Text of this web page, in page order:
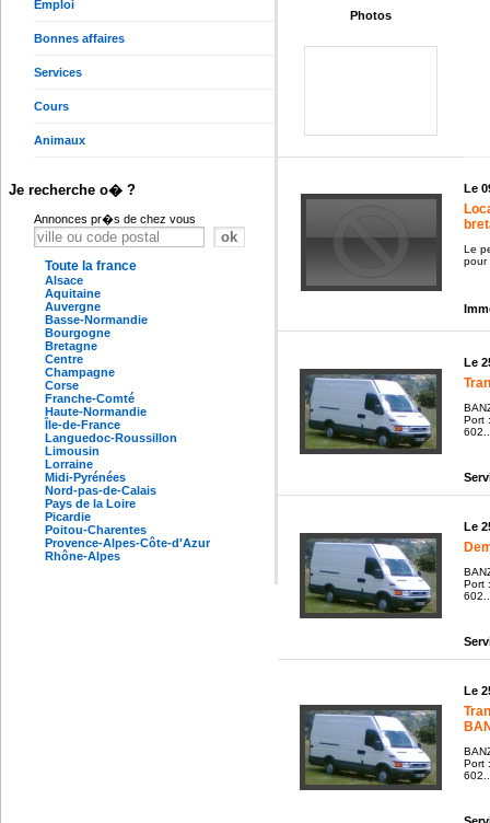
Emploi
Bonnes affaires
Services
Cours
Animaux
Je recherche o� ?
Annonces pr�s de chez vous
Toute la france
Alsace
Aquitaine
Auvergne
Basse-Normandie
Bourgogne
Bretagne
Centre
Champagne
Corse
Franche-Comté
Haute-Normandie
Île-de-France
Languedoc-Roussillon
Limousin
Lorraine
Midi-Pyrénées
Nord-pas-de-Calais
Pays de la Loire
Picardie
Poitou-Charentes
Provence-Alpes-Côte-d'Azur
Rhône-Alpes
Photos
Le
Le
pour
Le
Port
Le
Port
Le
Port